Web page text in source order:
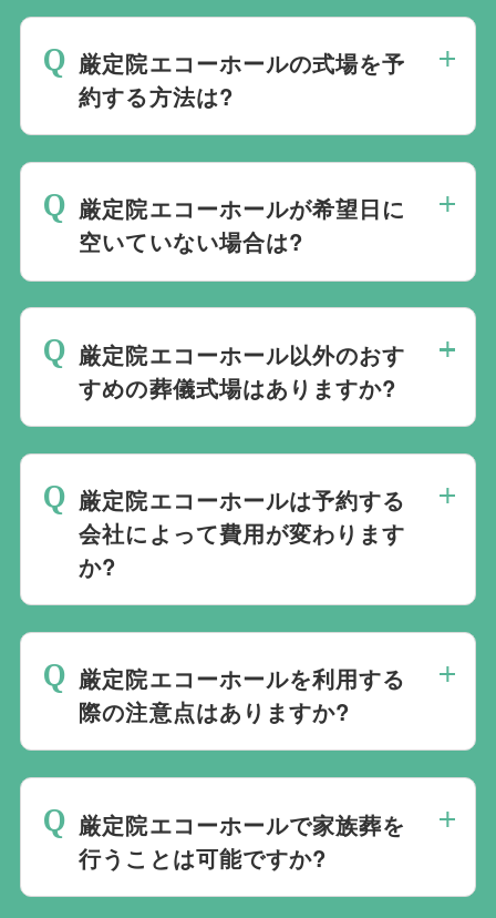
厳定院エコーホールの式場を予
約する方法は?
ご予約は葬儀社を通じたお手続きが必要で
す。万が一の際は、当社むすびすにご連絡
ください。式場のご予約はもちろん、ご搬
送・ご安置・ご葬儀・葬儀後の各種手続き
まで、すべて一貫してお手伝いいたしま
す。
厳定院エコーホールが希望日に
空いていない場合は?
います。また、1都3県1220式場と提携し
ておりますので、葬儀を検討している地域
周辺の式場を無料でご案内することも可能
です。自社会館を持たないことで無理に自
社会館を勧めることなく柔軟にご提案がで
きます。
厳定院エコーホール以外のおす
すめの葬儀式場はありますか?
すすめの式場をご紹介させていただきま
す。また、式場でご葬儀気を行うのが一般
的ですが、どこで葬儀を行うかは多様化し
ており必ずしも式場を借りて行う必要はな
く、近年では自宅でご葬儀を行う自宅葬を
選ばれる方もいます。私たちは自宅でのご
葬儀を含め多くの実績がございますので、
ください。
厳定院エコーホールは予約する
会社によって費用が変わります
か?
の葬儀会社から予約をしても式場利用料は
同じです。
厳定院エコーホールを利用する
際の注意点はありますか?
れる人数によって選んだ式場が適している
か注意しておくと良いです。当社の相談員
は斎場を熟知しておりますので、ご不安な
厳定院エコーホールで家族葬を
行うことは可能ですか?